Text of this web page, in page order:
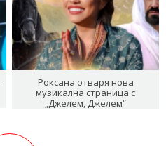
Роксана отваря нова
музикална страница с
„Джелем, Джелем“